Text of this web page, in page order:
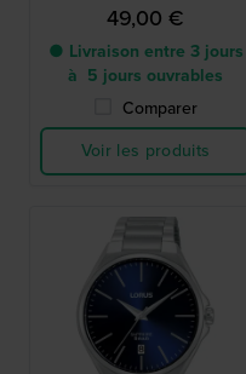
49,00 €
● Livraison entre 3 jours
à 5 jours ouvrables
Comparer
Voir les produits